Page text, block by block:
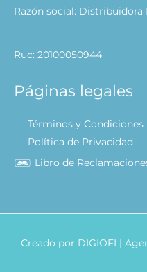
Razón social: Distribuidora
Ruc: 20100050944
Páginas legales
Términos y Condiciones
Política de Privacidad
Libro de
Creado por DIGIOFI |